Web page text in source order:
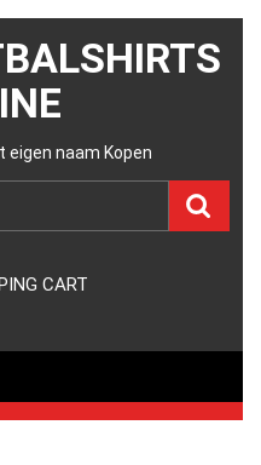
naam Kopen
CART